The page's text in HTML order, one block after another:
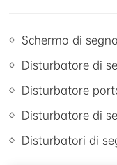
Schermo di
Disturbatore di
Disturbatore
Disturbatore di
Disturbatori di